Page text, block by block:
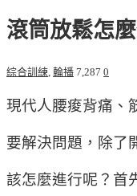
滾筒放鬆怎
綜合訓練 輪播 7,287 0
現代人腰痠背痛、
要解決問題，除了
該怎麼進行呢？首